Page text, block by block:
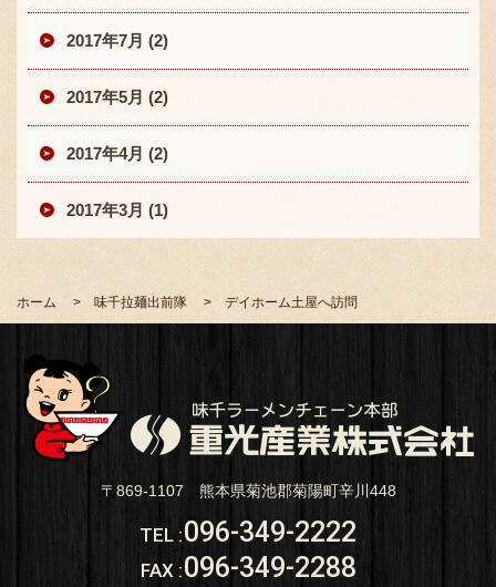
2017年7月 (2)
2017年5月 (2)
2017年4月 (2)
2017年3月 (1)
ホーム 味千拉麺出前隊 デイホーム土屋へ訪問
〒869-1107 熊本県菊池郡菊陽町辛川448
TEL :096-349-2222
FAX :096-349-2288